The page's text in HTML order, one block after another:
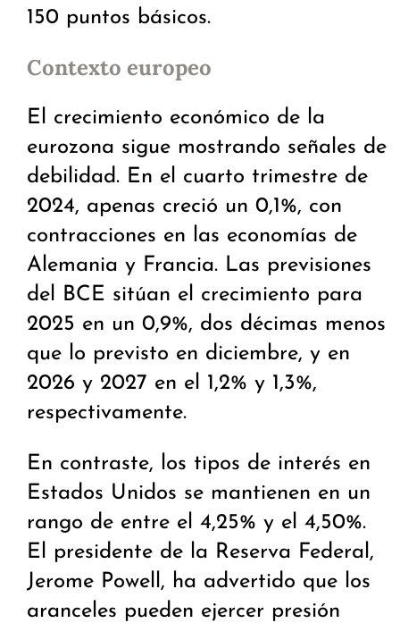
150 puntos básicos.
Contexto europeo
El crecimiento económico de la
eurozona sigue mostrando señales de
debilidad. En el cuarto trimestre de
2024, apenas creció un 0,1%, con
contracciones en las economías de
Alemania y Francia. Las previsiones
del BCE sitúan el crecimiento para
2025 en un 0,9%, dos décimas menos
que lo previsto en diciembre, y en
2026 y 2027 en el 1,2% y 1,3%,
respectivamente.
En contraste, los tipos de interés en
Estados Unidos se mantienen en un
rango de entre el 4,25% y el 4,50%.
El presidente de la Reserva Federal,
Jerome Powell, ha advertido que los
aranceles pueden ejercer presión